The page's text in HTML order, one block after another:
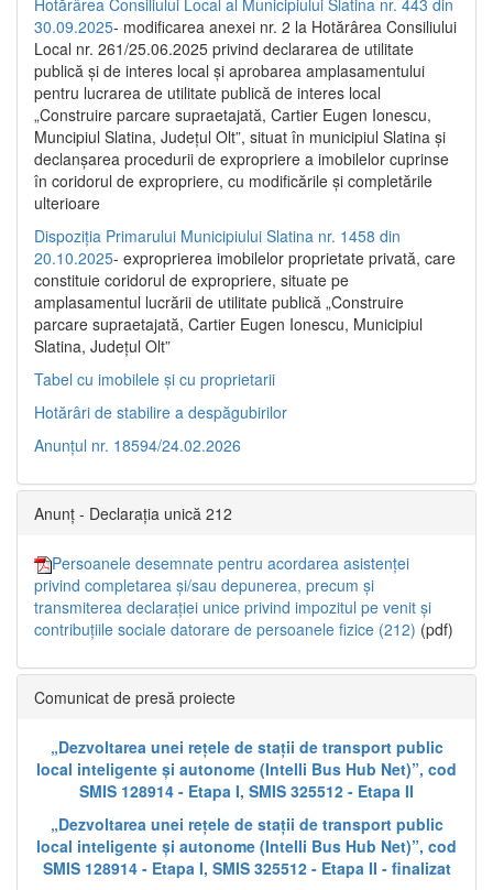
30.09.2025- modificarea anexei nr. 2 la Hotărârea Consiliului
Local nr. 261/25.06.2025 privind declararea de utilitate
publică şi de interes local şi aprobarea amplasamentului
pentru lucrarea de utilitate publică de interes local
„Construire parcare supraetajată, Cartier Eugen Ionescu,
Muncipiul Slatina, Judeţul Olt”, situat în municipiul Slatina şi
declanşarea procedurii de expropriere a imobilelor cuprinse
în coridorul de expropriere, cu modificările şi completările
ulterioare
Dispoziția Primarului Municipiului Slatina nr. 1458 din
20.10.2025- exproprierea imobilelor proprietate privată, care
constituie coridorul de expropriere, situate pe
amplasamentul lucrării de utilitate publică „Construire
parcare supraetajată, Cartier Eugen Ionescu, Municipiul
Slatina, Județul Olt”
Tabel cu imobilele și cu proprietarii
Hotărâri de stabilire a despăgubirilor
Anunțul nr. 18594/24.02.2026
Anunț - Declarația unică 212
Persoanele desemnate pentru acordarea asistenței
privind completarea și/sau depunerea, precum și
transmiterea declarației unice privind impozitul pe venit și
contribuțiile sociale datorare de persoanele fizice (212) (pdf)
Comunicat de presă proiecte
„Dezvoltarea unei rețele de stații de transport public
local inteligente și autonome (Intelli Bus Hub Net)”, cod
SMIS 128914 - Etapa I, SMIS 325512 - Etapa II
„Dezvoltarea unei rețele de stații de transport public
local inteligente și autonome (Intelli Bus Hub Net)”, cod
SMIS 128914 - Etapa I, SMIS 325512 - Etapa II - finalizat